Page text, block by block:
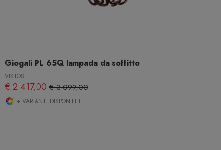
Giogali PL 65Q lampada da soffitto
VISTOSI
€ 2.417,00 € 3.099,00
+ VARIANTI DISPONIBILI